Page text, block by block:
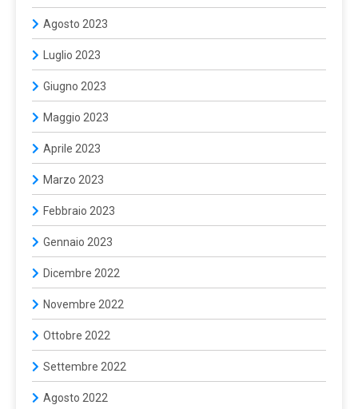
Agosto 2023
Luglio 2023
Giugno 2023
Maggio 2023
Aprile 2023
Marzo 2023
Febbraio 2023
Gennaio 2023
Dicembre 2022
Novembre 2022
Ottobre 2022
Settembre 2022
Agosto 2022